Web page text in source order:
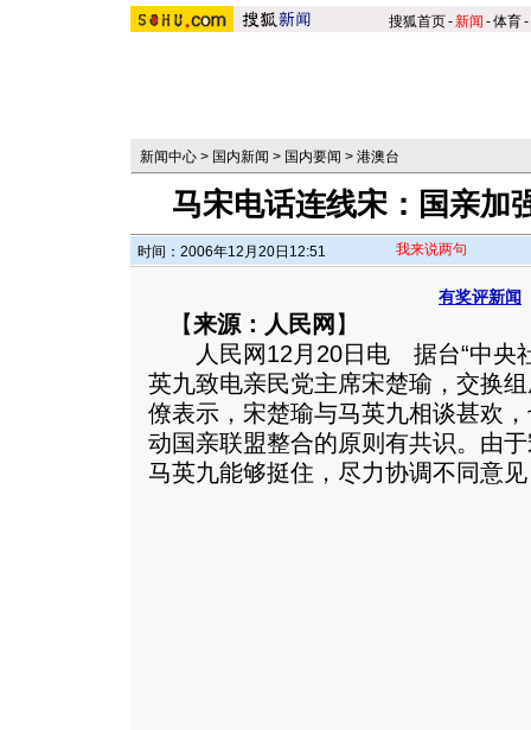
搜狐首页-新闻 -体育-
新闻中心 > 国内新闻 > 国内要闻 > 港澳台
马宋电话连线宋：国亲加
时间：2006年12月20日12:51 我来说两句
有奖评新闻
【来源：人民网 】
人民网12月20日电 据台“中央社
英九致电亲民党主席宋楚瑜，交换
僚表示，宋楚瑜与马英九相谈甚欢
动国亲联盟整合的原则有共识。由
马英九能够挺住，尽力协调不同意见